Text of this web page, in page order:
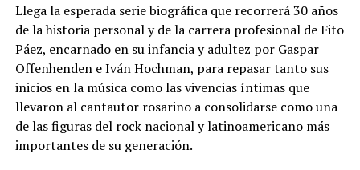
Llega la esperada serie biográfica que recorrerá 30 años
de la historia personal y de la carrera profesional de Fito
Páez, encarnado en su infancia y adultez por Gaspar
Offenhenden e Iván Hochman, para repasar tanto sus
inicios en la música como las vivencias íntimas que
llevaron al cantautor rosarino a consolidarse como una
de las figuras del rock nacional y latinoamericano más
importantes de su generación.